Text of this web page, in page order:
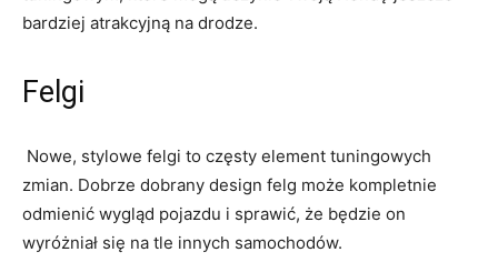
bardziej atrakcyjną na drodze.
Felgi
⁢ Nowe, stylowe felgi to⁢ częsty​ element tuningowych
zmian. Dobrze dobrany ⁢design​ felg może kompletnie
odmienić wygląd pojazdu ​i sprawić, że będzie​ on
wyróżniał się na tle‍ innych samochodów.